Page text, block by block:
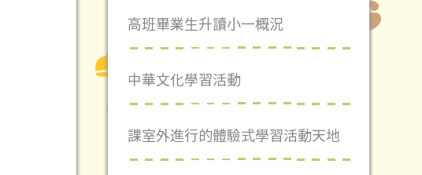
高班畢業生升讀小一概況
中華文化學習活動
課室外進行的體驗式學習活動天地